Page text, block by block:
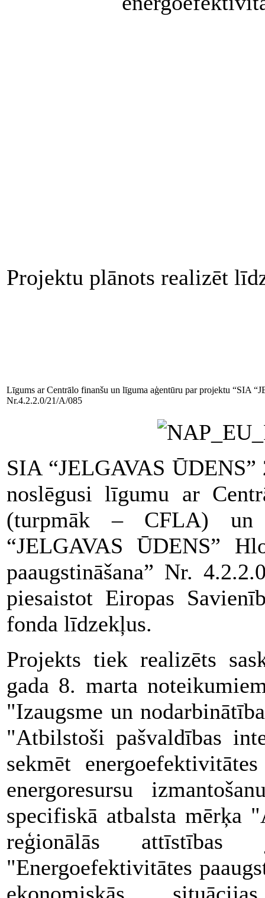
Projektu plānots realizēt
Līgums ar Centrālo finanšu un līguma aģentūru par projektu “SIA
Nr.4.2.2.0/21/A/085
SIA “JELGAVAS
noslēgusi līgumu ar
(turpmāk – CFLA) un
“JELGAVAS ŪDENS”
paaugstināšana” Nr.
piesaistot Eiropas
fonda līdzekļus.
Projekts tiek realizēts
gada 8. marta
"Izaugsme un
"Atbilstoši pašvaldības
sekmēt
energoresursu
specifiskā atbalsta mērķa
reģionālās attīstības
"Energoefektivitātes